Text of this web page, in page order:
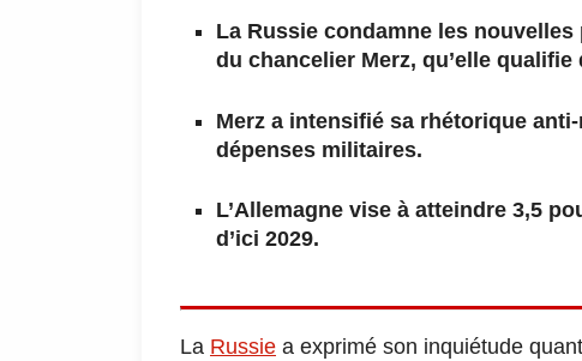
La Russie condamne les
du chancelier Merz, qu’elle qualifie
Merz a intensifié sa rhétorique
dépenses militaires.
L’Allemagne vise à atteindre 3,5
d’ici 2029.
La Russie a exprimé son inquiétude